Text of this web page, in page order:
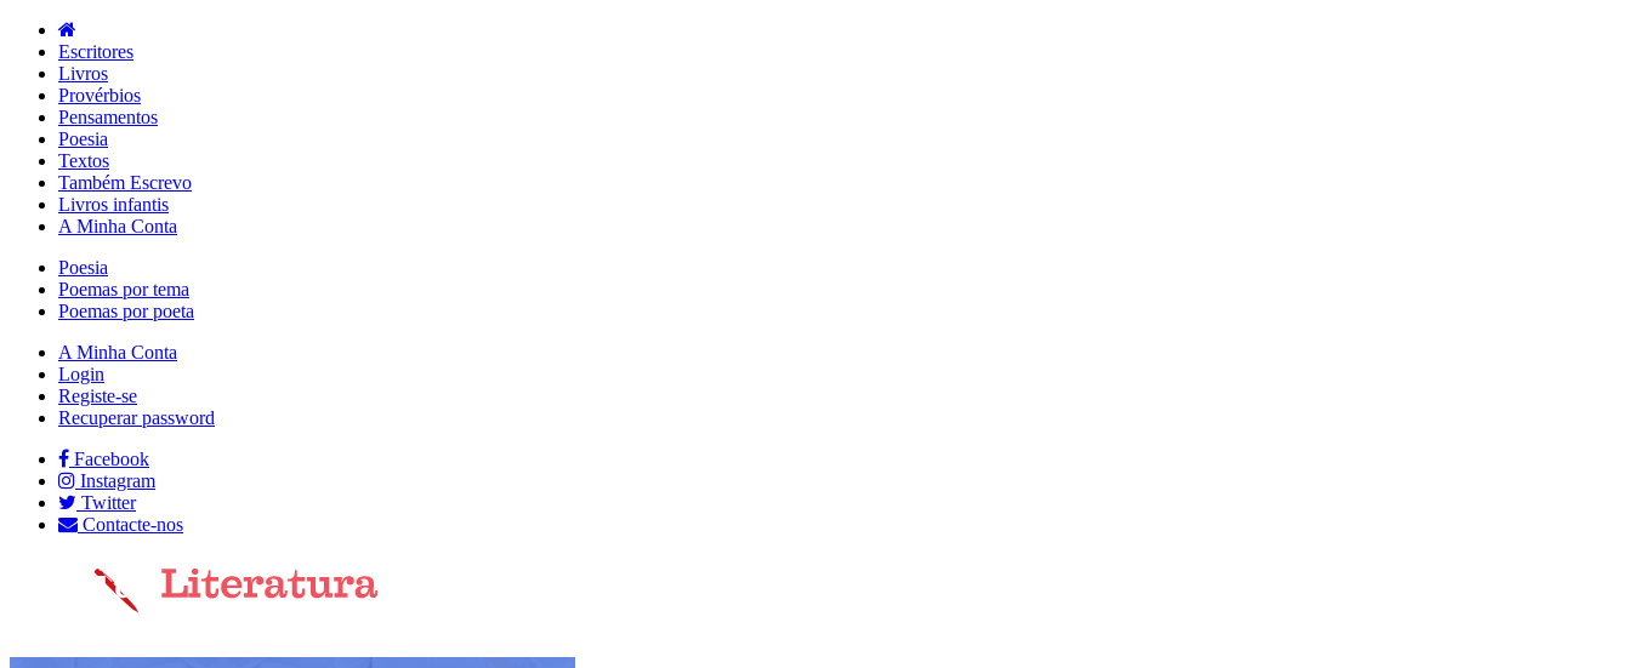
Escritores
Livros
Provérbios
Pensamentos
Poesia
Textos
Também Escrevo
Livros infantis
A Minha Conta
Poesia
Poemas por tema
Poemas por poeta
A Minha Conta
Login
Registe-se
Recuperar password
Facebook
Instagram
Twitter
Contacte-nos